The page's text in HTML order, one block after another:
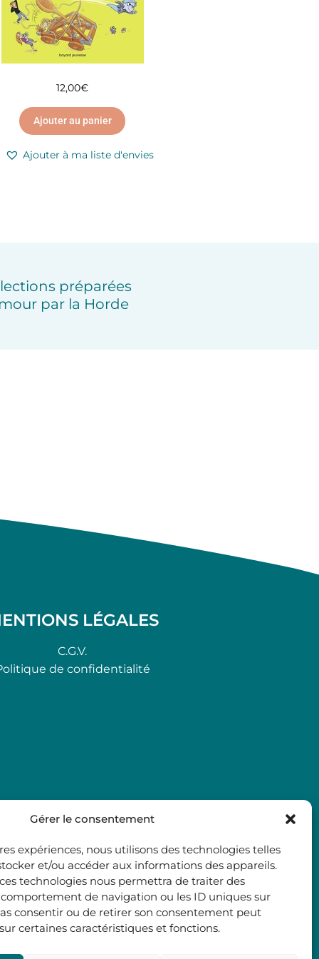
Gérer le consentement
expériences, nous utilisons des technologies telles
et/ou accéder aux informations des appareils.
technologies nous permettra de traiter des
de navigation ou les ID uniques sur
consentir ou de retirer son consentement peut
certaines caractéristiques et fonctions.
12,00€
Ajouter au panier
Ajouter à ma liste d'envies
préparées
par la Horde
LÉGALES
C.G.V.
de confidentialité